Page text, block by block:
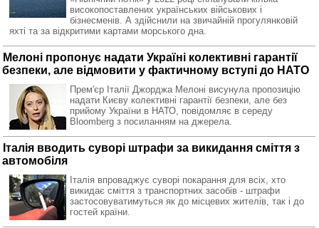
високопоставлених українських військових і
бізнесменів. А здійснили на звичайній прогулянковій
яхті та за відкритими картами морського дна.
Мелоні пропонує надати Україні колективні гарантії
безпеки, але відмовити у фактичному вступі до НАТО
Прем'єр Італії Джорджа Мелоні висунула пропозицію
надати Києву колективні гарантії безпеки, але без
прийому України в НАТО, повідомляє в середу
Bloomberg з посиланням на джерела.
Італія вводить суворі штрафи за викидання сміття з
автомобіля
Італія впроваджує суворі покарання для всіх, хто
викидає сміття з транспортних засобів - штрафи
застосовуватимуться як до місцевих жителів, так і до
гостей країни.